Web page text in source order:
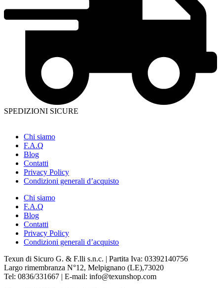
SPEDIZIONI SICURE
Chi siamo
F.A.Q
Blog
Contatti
Privacy Policy
Condizioni generali d’acquisto
Chi siamo
F.A.Q
Blog
Contatti
Privacy Policy
Condizioni generali d’acquisto
Texun di Sicuro G. & F.lli s.n.c. | Partita Iva: 03392140756
Largo rimembranza N°12, Melpignano (LE),73020
Tel: 0836/331667 | E-mail: info@texunshop.com